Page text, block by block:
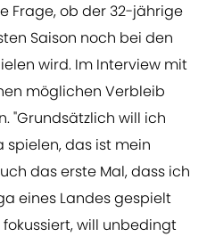
Frage, ob der 32-jährige
Saison noch bei den
wird. Im Interview mit
möglichen Verbleib
"Grundsätzlich will ich
das ist mein
das erste Mal, dass ich
eines Landes gespielt
will unbedingt